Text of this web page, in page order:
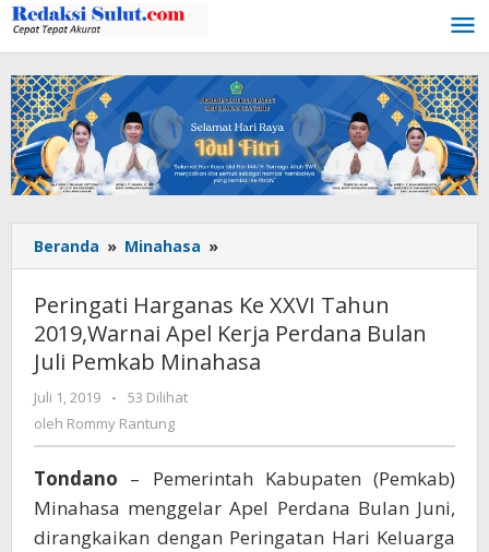
Lewati
ke
konten
Beranda » Minahasa »
Harganas
XXVI
Tahun
2019,Warnai
Bulan
Juli
Pemkab
Minahasa
Peringati Harganas Ke XXVI Tahun
2019,Warnai Apel Kerja Perdana Bulan
Juli Pemkab Minahasa
Juli 1, 2019
oleh
Rommy
Rantung
-
53 Dilihat
oleh Rommy Rantung
Tondano – Pemerintah Kabupaten (Pemkab)
Minahasa menggelar Apel Perdana Bulan Juni,
dirangkaikan dengan Peringatan Hari Keluarga